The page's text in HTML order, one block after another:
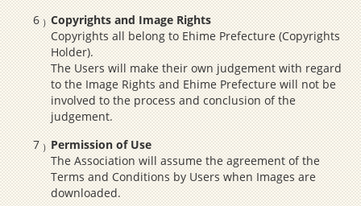
Copyrights and Image Rights
Copyrights all belong to Ehime Prefecture (Copyrights
Holder).
The Users will make their own judgement with regard
to the Image Rights and Ehime Prefecture will not be
involved to the process and conclusion of the
judgement.
Permission of Use
The Association will assume the agreement of the
Terms and Conditions by Users when Images are
downloaded.